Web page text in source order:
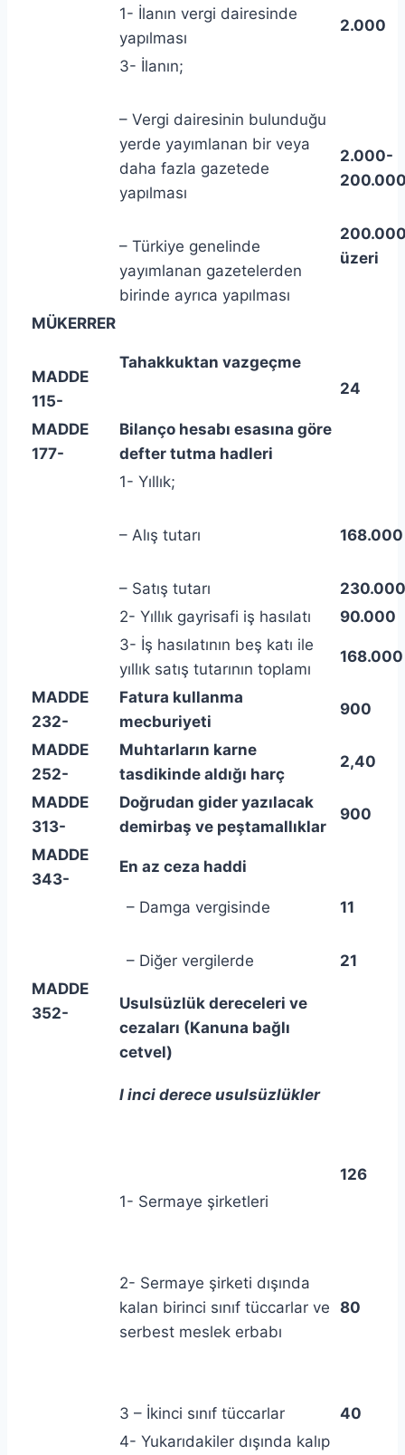
1- İlanın vergi dairesinde
yapılması
2.000
3- İlanın;
– Vergi dairesinin bulunduğu
yerde yayımlanan bir veya
daha fazla gazetede
yapılması
– Türkiye genelinde
yayımlanan gazetelerden
birinde ayrıca yapılması
2.000-
üzeri
MÜKERRER
MADDE
115-
Tahakkuktan vazgeçme
24
MADDE
177-
Bilanço hesabı esasına göre
defter tutma hadleri
1- Yıllık;
– Alış tutarı
– Satış tutarı
168.000
230.000
2- Yıllık gayrisafi iş hasılatı
90.000
3- İş hasılatının beş katı ile
yıllık satış tutarının toplamı
168.000
MADDE
232-
Fatura kullanma
mecburiyeti
900
MADDE
252-
Muhtarların karne
tasdikinde aldığı harç
2,40
MADDE
313-
Doğrudan gider yazılacak
demirbaş ve peştamallıklar
900
MADDE
343-
En az ceza haddi
– Damga vergisinde
– Diğer vergilerde
11
21
MADDE
352-
Usulsüzlük dereceleri ve
cezaları (Kanuna bağlı
cetvel)
I inci derece usulsüzlükler
1- Sermaye şirketleri
126
2- Sermaye şirketi dışında
kalan birinci sınıf tüccarlar ve
serbest meslek erbabı
80
3 – İkinci sınıf tüccarlar
40
4- Yukarıdakiler dışında kalıp